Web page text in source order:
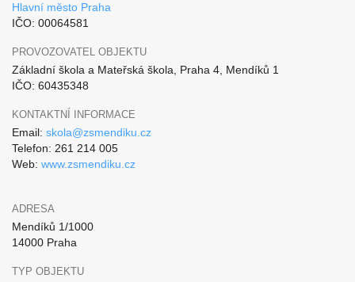
Hlavní město Praha
IČO: 00064581
PROVOZOVATEL OBJEKTU
Základní škola a Mateřská škola, Praha 4, Mendíků 1
IČO: 60435348
KONTAKTNÍ INFORMACE
Email: skola@zsmendiku.cz
Telefon: 261 214 005
Web: www.zsmendiku.cz
ADRESA
Mendíků 1/1000
14000 Praha
TYP OBJEKTU